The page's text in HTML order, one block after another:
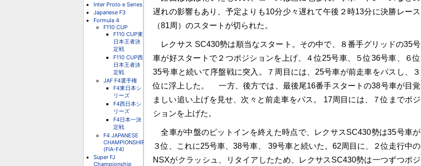
Inter Proto e Series
Japanese F3
Formula 4
F110 CUP
F110 CUP東
日本王者決
定戦
F110 CUP西
日本王者決
定戦
JAF F4選手権
F4東日本シ
リーズ
F4西日本シ
リーズ
F4日本一決
定戦
F4 JAPANESE
CHAMPIONSHIP
(FIA-F4)
Super FJ
Championship
遅れの影響もあり、予定よりも10分少々遅れて午後２時13分に決勝レース
（81周）のスタートが切られた。
レクサス SC430勢は順当なスタート。その中で、８番手グリッドの35号
車が好スタートで２つポジションを上げ、４位25号車、５位36号車、６位
35号車と続いて序盤戦に突入。７周目には、25号車が前走車をパスし、３
位に浮上した。 一方、後方では、最後尾16番手スタートの38号車が目覚
ましい追い上げを見せ、次々と前走車をパス。 17周目には、７位までポジ
ションを上げた。
全車が中盤のピットインを終えた時点で、レクサスSC430勢は35号車が
３位、これに25号車、38号車、 39号車と続いた。62周目に、２位走行中の
NSXがクラッシュ、リタイアしたため、レクサスSC430勢は一つずつポジ